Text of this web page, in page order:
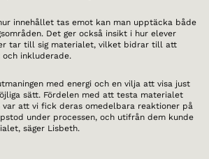
innehållet tas emot kan man upptäcka både
Det ger också insikt i hur elever
tar till sig materialet, vilket bidrar till att
inkluderade.
med energi och en vilja att visa just
sätt. Fördelen med att testa materialet
att vi fick deras omedelbara reaktioner på
under processen, och utifrån dem kunde
säger Lisbeth.